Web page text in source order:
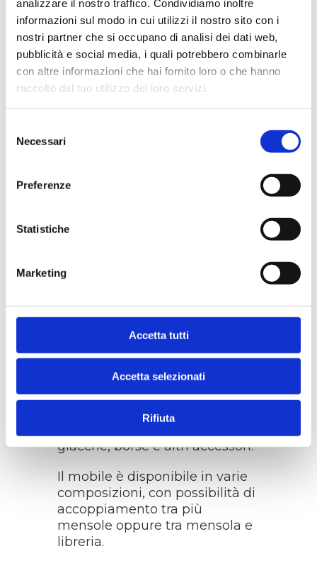
analizzare il nostro traffico. Condividiamo inoltre
informazioni sul modo in cui utilizzi il nostro sito con i
nostri partner che si occupano di analisi dei dati web,
pubblicità e social media, i quali potrebbero combinarle
con altre informazioni che hai fornito loro o che hanno
raccolto dal tuo utilizzo dei loro servizi.
delNecessari
Preferenze
Statistiche
Marketing
Accetta tutti
Accetta selezionati
Rifiuta
e aggiungere un tocco di
eleganza all’ambiente
d’ingresso della tua casa. È
composto principalmente da
mensole o libreria realizzate in
HPL o Fenix stratificato,
materiali noti per la loro
manutenzione.
tra una o due specchiere con
moderno e geometrico che
contemporaneo, oppure tra
più classica e versatile, perfetta
per qualsiasi stile di
arredamento.
Diversi appendini disponibili,
realizzati in metallo pressofuso,
offrono praticità e stile,
giacche, borse e altri accessori.
Il mobile è disponibile in varie
composizioni, con possibilità di
accoppiamento tra più
mensole oppure tra mensola e
libreria.